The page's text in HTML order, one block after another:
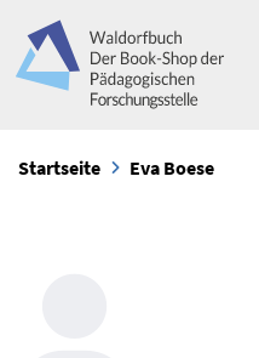
Startseite Eva Boese